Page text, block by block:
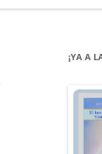
¡YA A